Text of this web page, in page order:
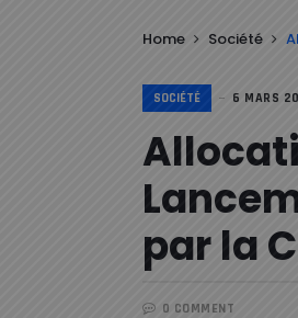
Home Société
SOCIÉTÉ 6 MARS
par la
0 COMMENT